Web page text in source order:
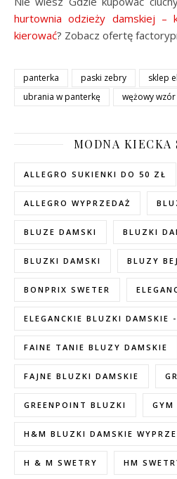
hurtownia odzieży damskiej
kierować? Zobacz ofertę
panterka paski zebry
sklep
ubrania w panterkę
wężowy wzór
MODNA KIECKA
ALLEGRO SUKIENKI DO 50 ZŁ
ALLEGRO WYPRZEDAŻ
BLUZE DAMSKI BLUZKI
BLUZKI DAMSKI BLUZY
BONPRIX SWETER
ELEGANCKIE BLUZKI DAMSKIE
FAINE TANIE BLUZY DAMSKIE
FAJNE BLUZKI DAMSKIE
GREENPOINT BLUZKI GYM
H&M BLUZKI DAMSKIE
H & M SWETRY HM